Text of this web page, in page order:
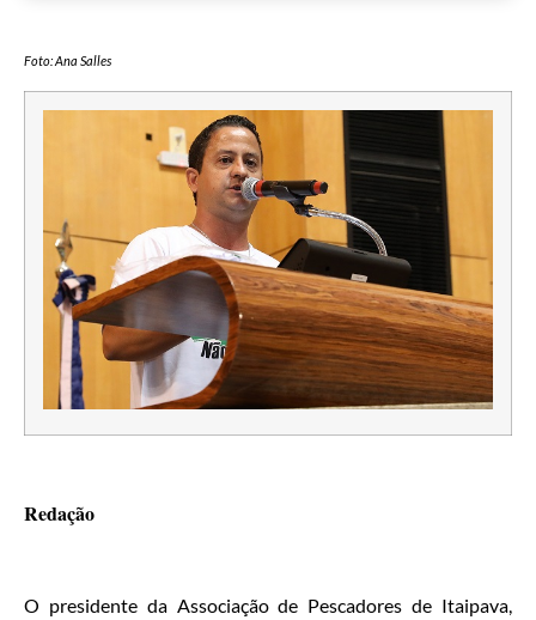
Foto: Ana Salles
Redação
O presidente da Associação de Pescadores de Itaipava,